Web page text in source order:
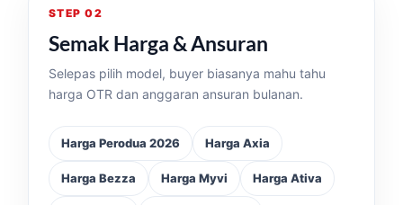
STEP 02
Semak Harga & Ansuran
Selepas pilih model, buyer biasanya mahu tahu
harga OTR dan anggaran ansuran bulanan.
Harga Perodua 2026 Harga Axia
Harga Bezza Harga Myvi Harga Ativa